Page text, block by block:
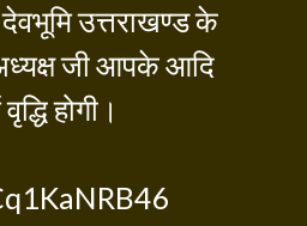
उत्तराखण्ड के
अध्यक्ष जी आपके आदि
होगी।